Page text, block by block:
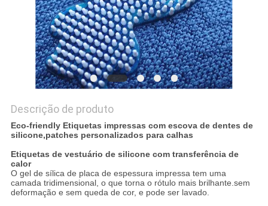
Descrição de produto
Eco-friendly Etiquetas impressas com escova de dentes de
silicone,patches personalizados para calhas
Etiquetas de vestuário de silicone com transferência de
calor
O gel de sílica de placa de espessura impressa tem uma
camada tridimensional, o que torna o rótulo mais brilhante.sem
deformação e sem queda de cor, e pode ser lavado.